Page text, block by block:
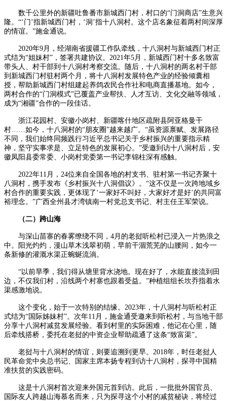
数千公里外的新疆吐鲁番市新城西门村，村口的“门洞商店”生意兴
隆。“‘门’指新城西门村，‘洞’指十八洞村。这个店名象征着两村间深厚
的情谊。”施金通说。
2020年9月，经湖南省援疆工作队牵线，十八洞村与新城西门村正
式结为“姐妹村”，签署共建协议。2021年5月，新城西门村十多名致富
带头人、村干部到十八洞村考察交流。随后，十八洞村的两名村干部
到新城西门村驻村两个月，将十八洞村发展特色产业的经验倾囊相
授，帮助新城西门村组建起养鸽农民合作社和电商直播基地。如今，
两村合作的“门洞模式”已覆盖产业帮扶、人才互访、文化交融等领域，
成为“湘疆”合作的一段佳话。
浙江花园村、安徽小岗村、新疆喀什地区疏附县阿亚格曼干
村……如今，十八洞村的“朋友圈”越来越广。“虽资源禀赋、发展路径
不同，我们始终同频践行习近平总书记关于乡村振兴的重要指示精
神，坚守实事求是、立足特色的发展初心。”受邀到访十八洞村后，安
徽凤阳县委常委、小岗村党委第一书记李锦柱深有感触。
2022年11月，24位来自全国各地的村支书、驻村第一书记齐聚十
八洞村，携手发布《乡村振兴十八洞倡议》。“这不仅是一次跨地域乡
村合作的重要实践，更体现了‘一家好不叫好，大家好才是好’的共同富
裕理念。”广西全州县才湾镇南一村党总支书记、村主任王军荣说。
（二）跨山海
与深山苗寨的春雾缭绕不同，4月的老挝听松村已浸入一片热浪之
中。阳光灼灼，漫山草木浅翠初萌，早前干涸荒芜的山腰间，如今一
条新修的灌溉水渠正蜿蜒流淌。
“以前旱季，我们得从塘里背水浇地。现在好了，水能直接流到田
边，不仅我们村，沿线两个村寨也跟着受益。”种植组组长坎乔指着水
渠感激地说。
这个变化，始于一次特别的结缘。2023年，十八洞村与听松村正
式结为“国际姊妹村”。次年11月，施金通受邀来到听松村，与当地干部
分享十八洞村减贫发展经验。看到村里的实际困难，他记在心里，随
后牵线搭桥，委托在老挝的中资企业帮助疏通了这条“致富渠”。
老挝与十八洞村的情谊，则要追溯到更早。2018年，时任老挝人
民革命党中央总书记、国家主席本扬专程到访十八洞村，探寻中国精
准扶贫的实践密码。
这是十八洞村首次迎来外国元首到访。此后，一批批外国官员、
国际友人跨越山海慕名而来，只为探寻这个小村的减贫秘诀，将经过